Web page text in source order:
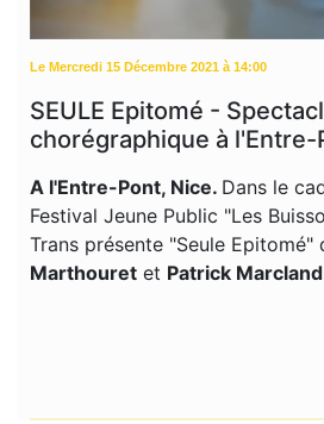
Le Mercredi 15 Décembre 2021 à 14:00
SEULE Epitomé -
chorégraphique à l'Entre-
A l'Entre-Pont, Nice. Dans le
Festival Jeune Public "Les
Trans présente "Seule Epitomé"
Marthouret et Patrick Marcland